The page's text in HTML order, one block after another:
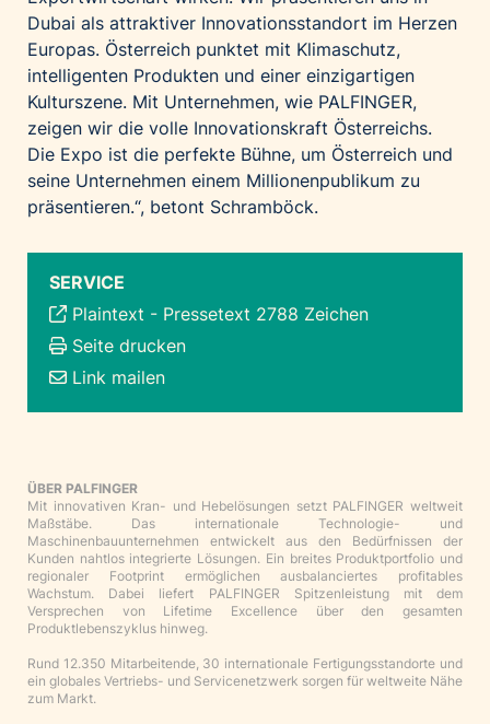
Dubai als attraktiver Innovationsstandort im Herzen
Europas. Österreich punktet mit Klimaschutz,
intelligenten Produkten und einer einzigartigen
Kulturszene. Mit Unternehmen, wie PALFINGER,
zeigen wir die volle Innovationskraft Österreichs.
Die Expo ist die perfekte Bühne, um Österreich und
seine Unternehmen einem Millionenpublikum zu
präsentieren.“, betont Schramböck.
SERVICE
Plaintext - Pressetext 2788 Zeichen
Seite drucken
Link mailen
ÜBER PALFINGER
Mit innovativen Kran- und Hebelösungen setzt PALFINGER weltweit
Maßstäbe. Das internationale Technologie- und
Maschinenbauunternehmen entwickelt aus den Bedürfnissen der
Kunden nahtlos integrierte Lösungen. Ein breites Produktportfolio und
regionaler Footprint ermöglichen ausbalanciertes profitables
Wachstum. Dabei liefert PALFINGER Spitzenleistung mit dem
Versprechen von Lifetime Excellence über den gesamten
Produktlebenszyklus hinweg.
Rund 12.350 Mitarbeitende, 30 internationale Fertigungsstandorte und
ein globales Vertriebs- und Servicenetzwerk sorgen für weltweite Nähe
zum Markt.